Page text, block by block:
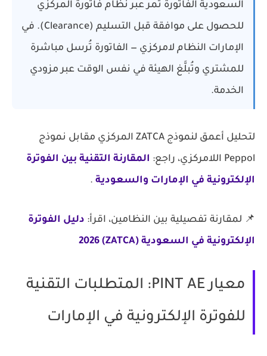
السعودية الفاتورة تمر عبر نظام فاتورة المركزي
للحصول على موافقة قبل التسليم (Clearance). في
الإمارات النظام لامركزي — الفاتورة تُرسل مباشرة
للمشتري وتُبلَّغ الهيئة في نفس الوقت عبر مزودي
الخدمة.
لتحليل أعمق لنموذج ZATCA المركزي مقابل نموذج
Peppol اللامركزي، راجع:
المقارنة التقنية بين الفوترة
الإلكترونية في الإمارات والسعودية .
📌 لمقارنة تفصيلية بين النظامين، اقرأ: دليل الفوترة
الإلكترونية في السعودية (ZATCA) 2026
معيار PINT AE: المتطلبات التقنية
للفوترة الإلكترونية في الإمارات